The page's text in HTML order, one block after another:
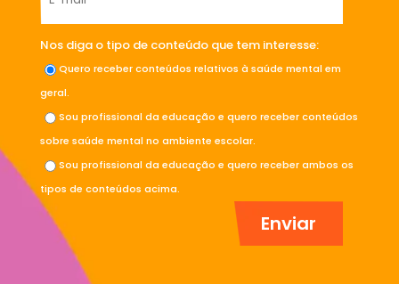
Nos diga o tipo de conteúdo que tem interesse:
Quero receber conteúdos relativos à saúde mental em
geral.
Sou profissional da educação e quero receber conteúdos
sobre saúde mental no ambiente escolar.
Sou profissional da educação e quero receber ambos os
tipos de conteúdos acima.